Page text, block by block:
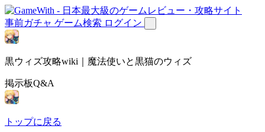
事前ガチャ ゲーム検索 ログイン
黒ウィズ攻略wiki｜魔法使いと黒猫のウィズ
掲示板Q&A
トップに戻る